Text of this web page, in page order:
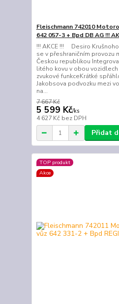
Fleischmann 742010
642 057-3 + Bpd DB AG !!!
!!! AKCE !!! Desiro
se v přeshraničním provozu
Českou republikou
litého kovu v obou
zvukové funkceKrátké
Jakobsova podvozku mezi
na...
7 667 Kč
5 599 Kč/ks
4 627 Kč bez DPH
Přidat
TOP produkt
Akce